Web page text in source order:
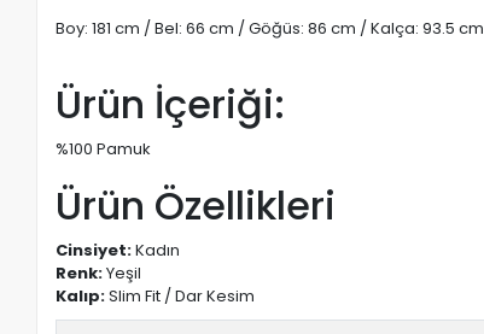
Boy: 181 cm / Bel: 66 cm / Göğüs: 86 cm / Kalça: 93.5 cm
Ürün İçeriği:
%100 Pamuk
Ürün Özellikleri
Cinsiyet:Kadın
Renk:Yeşil
Kalıp:Slim Fit / Dar Kesim